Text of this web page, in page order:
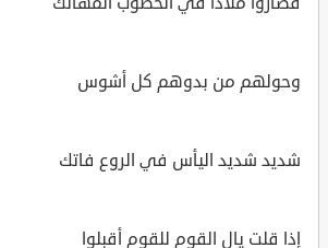
وحولهم من بدوهم كل أشوس
شديد شديد اليأس في الروع فاتك
إذا قلت يال القوم للقوم أقبلوا